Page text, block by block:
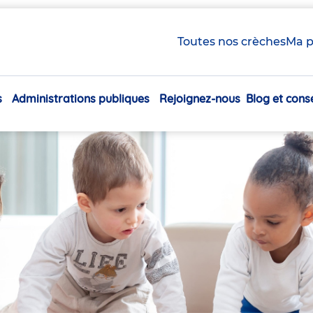
Toutes nos crèchesMa
Navigation
Administrations publiques Rejoignez-nous Blog et